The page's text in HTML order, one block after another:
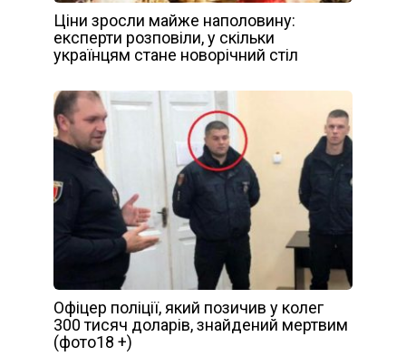
Ціни зросли майже наполовину:
експерти розповіли, у скільки
українцям стане новорічний стіл
Офіцер поліції, який позичив у колег
300 тисяч доларів, знайдений мертвим
(фото18 +)